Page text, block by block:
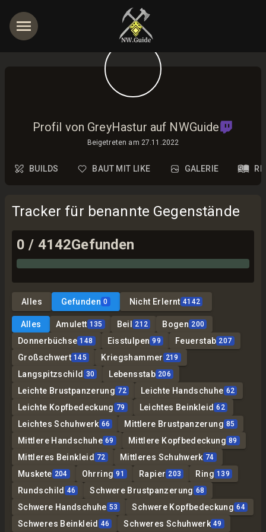
Profil von GreyHastur auf NWGuide
Beigetreten am 27.11.2022
BUILDS BAUT MIT LIKE GALERIE
Tracker für benannte Gegenstände
0 / 4142Gefunden
Alles Gefunden 0 Nicht Erlernt 4142
Alles Amulett 135 Beil 212 Bogen 200
Donnerbüchse 148 Eisstulpen 99 Feuerstab 207
Großschwert 145 Kriegshammer 219
Langspitzschild 30 Lebensstab 206
Leichte Brustpanzerung 72 Leichte Handschuhe 62
Leichte Kopfbedeckung 79 Leichtes Beinkleid 62
Leichtes Schuhwerk 66 Mittlere Brustpanzerung 85
Mittlere Handschuhe 69 Mittlere Kopfbedeckung 89
Mittleres Beinkleid 72 Mittleres Schuhwerk 74
Muskete 204 Ohrring 91 Rapier 203 Ring 139
Rundschild 46 Schwere Brustpanzerung 68
Schwere Handschuhe 53 Schwere Kopfbedeckung 64
Schweres Beinkleid 46 Schweres Schuhwerk 49